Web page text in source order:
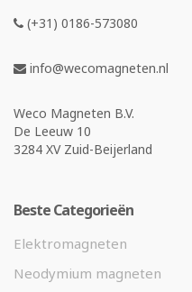
(+31) 0186-573080
info@wecomagneten.nl
Weco Magneten B.V.
De Leeuw 10
3284 XV Zuid-Beijerland
Beste Categorieën
Elektromagneten
Neodymium magneten